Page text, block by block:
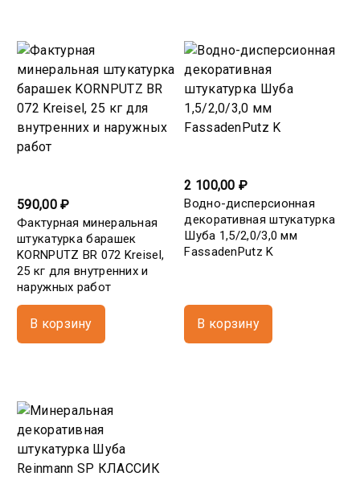
590,00 ₽
Фактурная минеральная
штукатурка барашек
KORNPUTZ BR 072 Kreisel,
25 кг для внутренних и
наружных работ
В корзину
2 100,00 ₽
Водно-дисперсионная
декоративная штукатурка
Шуба 1,5/2,0/3,0 мм
FassadenPutz K
В корзину